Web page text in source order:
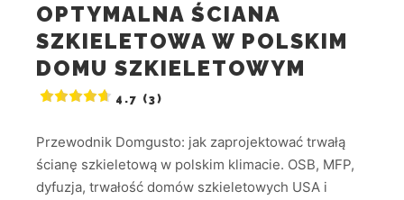
OPTYMALNA ŚCIANA
SZKIELETOWA W POLSKIM
DOMU SZKIELETOWYM
4.7 (3)
Przewodnik Domgusto: jak zaprojektować trwałą
ścianę szkieletową w polskim klimacie. OSB, MFP,
dyfuzja, trwałość domów szkieletowych USA i